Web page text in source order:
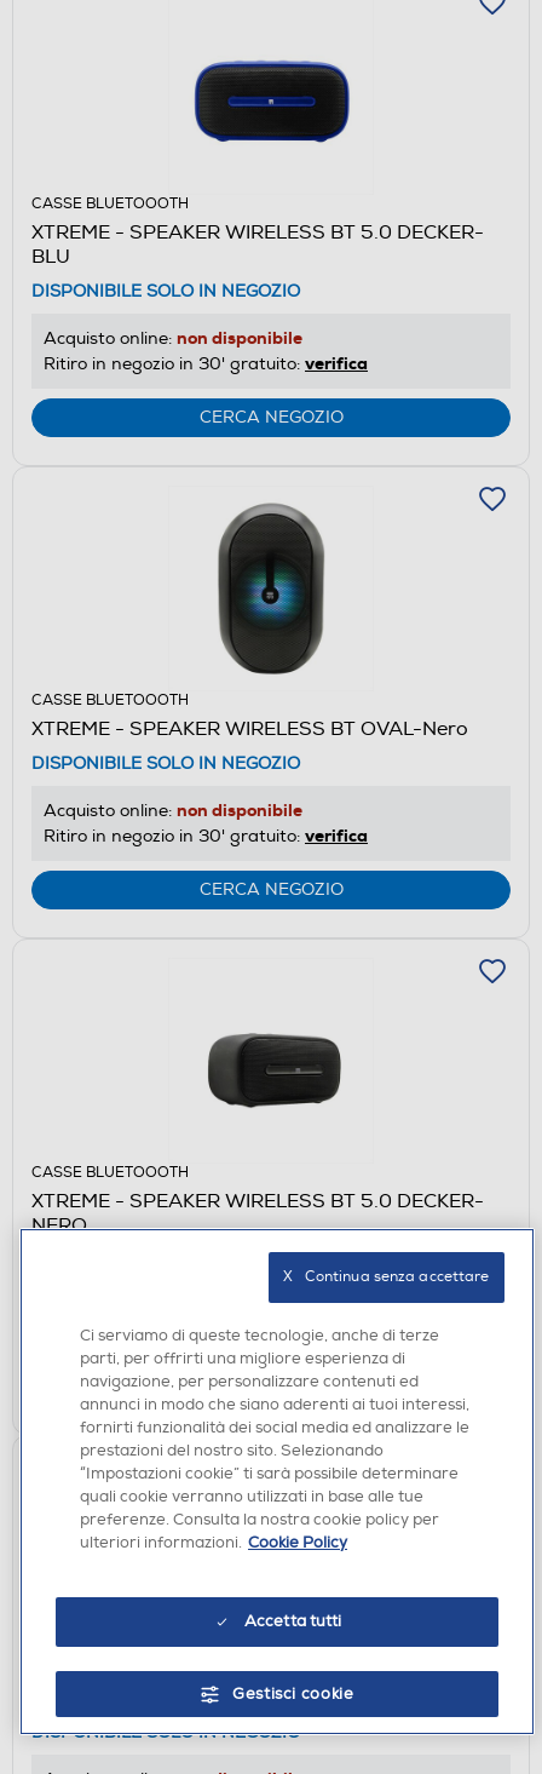
CASSE BLUETOOOTH
XTREME - SPEAKER WIRELESS BT 5.0 DECKER-
BLU
DISPONIBILE SOLO IN NEGOZIO
Acquisto online: non disponibile
Ritiro in negozio in 30' gratuito: verifica
CERCA NEGOZIO
CASSE BLUETOOOTH
XTREME - SPEAKER WIRELESS BT OVAL-Nero
DISPONIBILE SOLO IN NEGOZIO
Acquisto online: non disponibile
Ritiro in negozio in 30' gratuito: verifica
CERCA NEGOZIO
CASSE BLUETOOOTH
XTREME - SPEAKER WIRELESS BT 5.0 DECKER-
NERO
DISPONIBILE SOLO IN NEGOZIO
non disponibile
Ritiro in negozio in 30' gratuito:verifica
CERCA NEGOZIO
LETTORI CD
DENON - DCD-600NE-nero
DISPONIBILE SOLO IN NEGOZIO
Ci serviamo di queste tecnologie, anche di terze
parti, per offrirti una migliore esperienza di
navigazione, per personalizzare contenuti ed
annunci in modo che siano aderenti ai tuoi interessi,
fornirti funzionalità dei social media ed analizzare le
prestazioni del nostro sito. Selezionando
“Impostazioni cookie” ti sarà possibile determinare
quali cookie verranno utilizzati in base alle tue
preferenze. Consulta la nostra cookie policy per
ulteriori informazioni. Cookie Policy
Accetta tutti
Gestisci cookie
X   Continua senza accettare